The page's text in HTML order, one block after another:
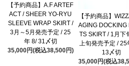
【予約商品】A.F ARTEF
ACT / SHEER YO-RYU
SLEEVE WRAP SKIRT /
3月～5月発売予定 / 25
年 8/ 31〆切
35,000円(税込38,500円)
【予約商品】
AGING DOCKING
TS SKIRT / 1月下
上旬発売予定 /
13〆切
35,000円(税込